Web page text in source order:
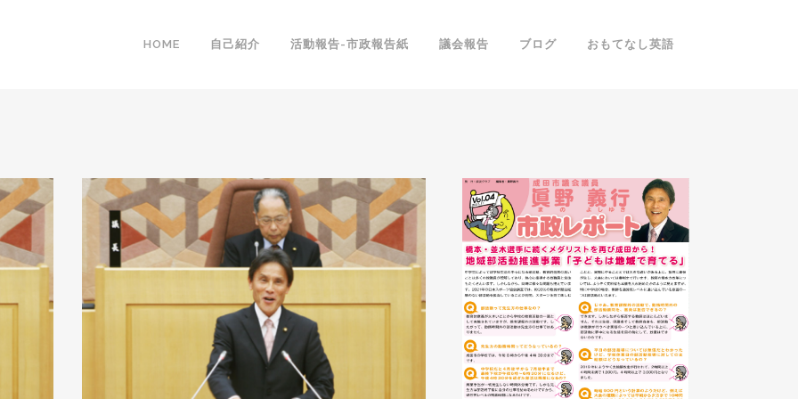
HOME 自己紹介 活動報告-市政報告紙 議会報告 ブログ おもてなし英語